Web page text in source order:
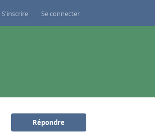
S'inscrire Se connecter
Répondre